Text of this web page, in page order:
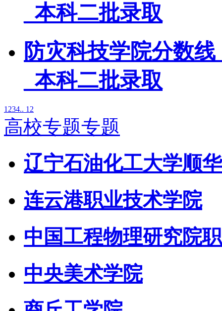
_本科二批录取
防灾科技学院分数
_本科二批录取
1 234.. 12
高校专题专题
辽宁石油化工大学顺
连云港职业技术学院
中国工程物理研究院
中央美术学院